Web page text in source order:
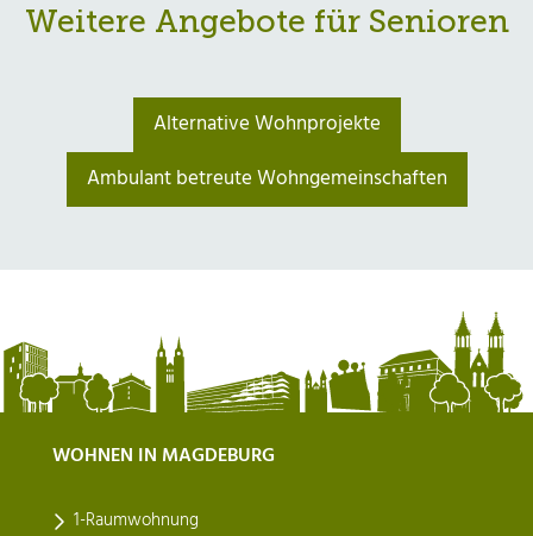
Weitere Angebote für Senioren
Alternative Wohnprojekte
Ambulant betreute Wohngemeinschaften
WOHNEN IN MAGDEBURG
1-Raumwohnung